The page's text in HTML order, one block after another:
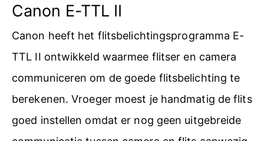
Canon E-TTL II
Canon heeft het flitsbelichtingsprogramma E-
TTL II ontwikkeld waarmee flitser en camera
communiceren om de goede flitsbelichting te
berekenen. Vroeger moest je handmatig de flits
goed instellen omdat er nog geen uitgebreide